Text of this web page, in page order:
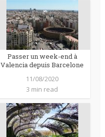
Passer un week-end à
Valencia depuis Barcelone
11/08/2020
3 min read